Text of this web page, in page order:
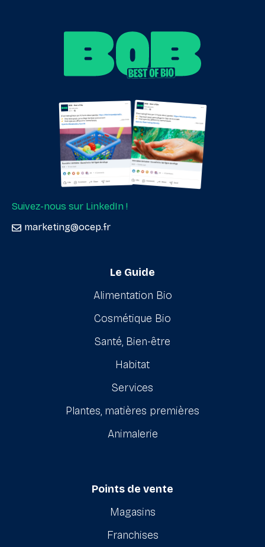
Suivez-nous sur LinkedIn !
marketing@ocep.fr
Le Guide
Alimentation Bio
Cosmétique Bio
Santé, Bien-être
Habitat
Services
Plantes, matières premières
Animalerie
Points de vente
Magasins
Franchises